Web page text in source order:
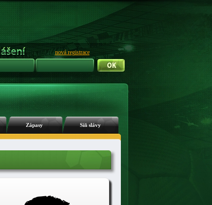
nová registrace
Zápasy Síň slávy